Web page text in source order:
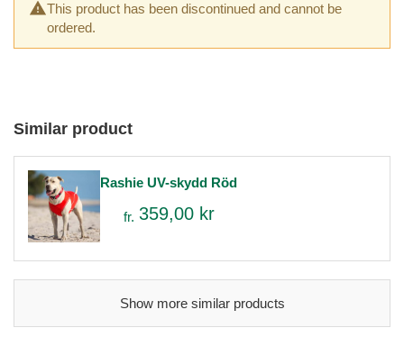
This product has been discontinued and cannot be
ordered.
Similar product
Rashie UV-skydd Röd
fr. 359,00 kr
Show more similar products